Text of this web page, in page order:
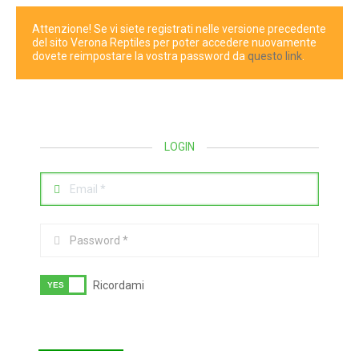
Attenzione! Se vi siete registrati nelle versione precedente
del sito Verona Reptiles per poter accedere nuovamente
dovete reimpostare la vostra password da questo link
LOGIN
Ricordami